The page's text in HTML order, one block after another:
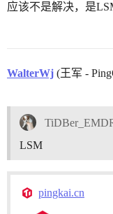
应该不是解决，是
WalterWj (王军 -
LSM
pingkai.cn